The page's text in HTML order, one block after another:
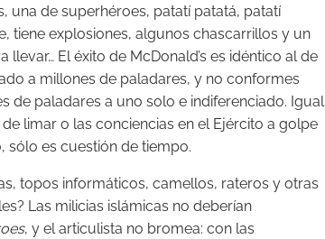
una de superhéroes, patatí patatá, patatí
tiene explosiones, algunos chascarrillos y un
El éxito de McDonald’s es idéntico al de
a millones de paladares, y no conformes
de paladares a uno solo e indiferenciado. Igual
limar o las conciencias en el Ejército a golpe
sólo es cuestión de tiempo.
topos informáticos, camellos, rateros y otras
Las milicias islámicas no deberían
, y el articulista no bromea: con las